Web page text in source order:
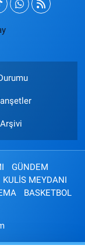
GÜNDEM
KULİS MEYDANI
BASKETBOL